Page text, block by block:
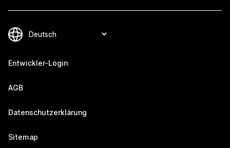
Entwickler-Login
AGB
Datenschutzerklärung
Sitemap